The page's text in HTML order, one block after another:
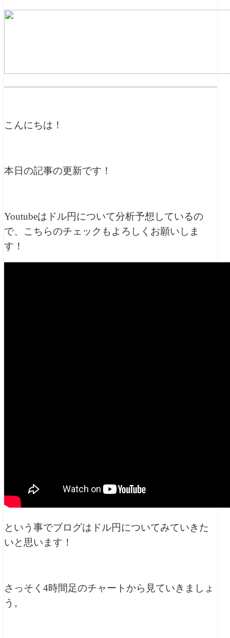
こんにちは！
本日の記事の更新です！
Youtubeはドル円について分析予想しているの
で、こちらのチェックもよろしくお願いしま
す！
という事でブログはドル円についてみていきた
いと思います！
さっそく4時間足のチャートから見ていきましょ
う。